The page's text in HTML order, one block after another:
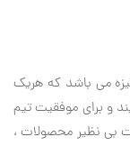
می باشد که هریک
و برای موفقیت تيم
بی نظير محصولات ،